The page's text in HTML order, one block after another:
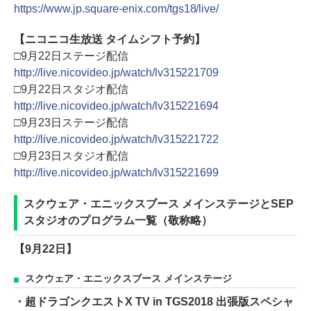
https://www.jp.square-enix.com/tgs18/live/
【ニコニコ生放送 タイムシフト予約】
□9月22日ステージ配信
http://live.nicovideo.jp/watch/lv315221709
□9月22日スタジオ配信
http://live.nicovideo.jp/watch/lv315221694
□9月23日ステージ配信
http://live.nicovideo.jp/watch/lv315221722
□9月23日スタジオ配信
http://live.nicovideo.jp/watch/lv315221699
スクウェア・エニックスブース メインステージとSEP
スタジオのプログラム一覧（敬称略）
【9月22日】
スクウェア・エニックスブース メインステージ
・超ドラゴンクエストX TV in TGS2018 出張版スペシャ